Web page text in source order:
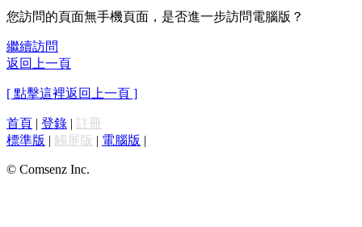
您訪問的頁面無手機頁面，是否進一步訪問電腦版？
繼續訪問
返回上一頁
[ 點擊這裡返回上一頁 ]
首頁 | 登錄 | 註冊
標準版 | 觸屏版 | 電腦版 |
© Comsenz Inc.